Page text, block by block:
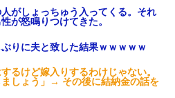
がしょっちゅう入ってくる。それ
が怒鳴りつけてきた。
りに夫と致した結果ｗｗｗｗｗ
るけど嫁入りするわけじゃない。
しょう」→ その後に結納金の話を